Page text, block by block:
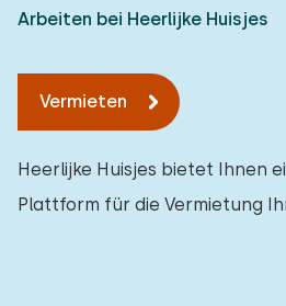
Arbeiten bei Heerlijke Huisjes
Vermieten
Heerlijke Huisjes bietet Ihnen
Plattform für die Vermietung